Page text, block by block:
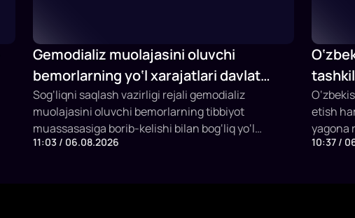
Gemodializ muolajasini oluvchi
bemorlarning yo‘l xarajatlari davlat
budjeti hisobidan qoplab berilishi
mumkin
Sog‘liqni saqlash vazirligi rejali gemodializ
muolajasini oluvchi bemorlarning tibbiyot
muassasasiga borib-kelishi bilan bog‘liq yo‘l
xarajatlarini davlat budjeti hisobidan qoplashning
11:03 / 06.08.2026
ishga
etish
yagona
etildi.
10:37 /